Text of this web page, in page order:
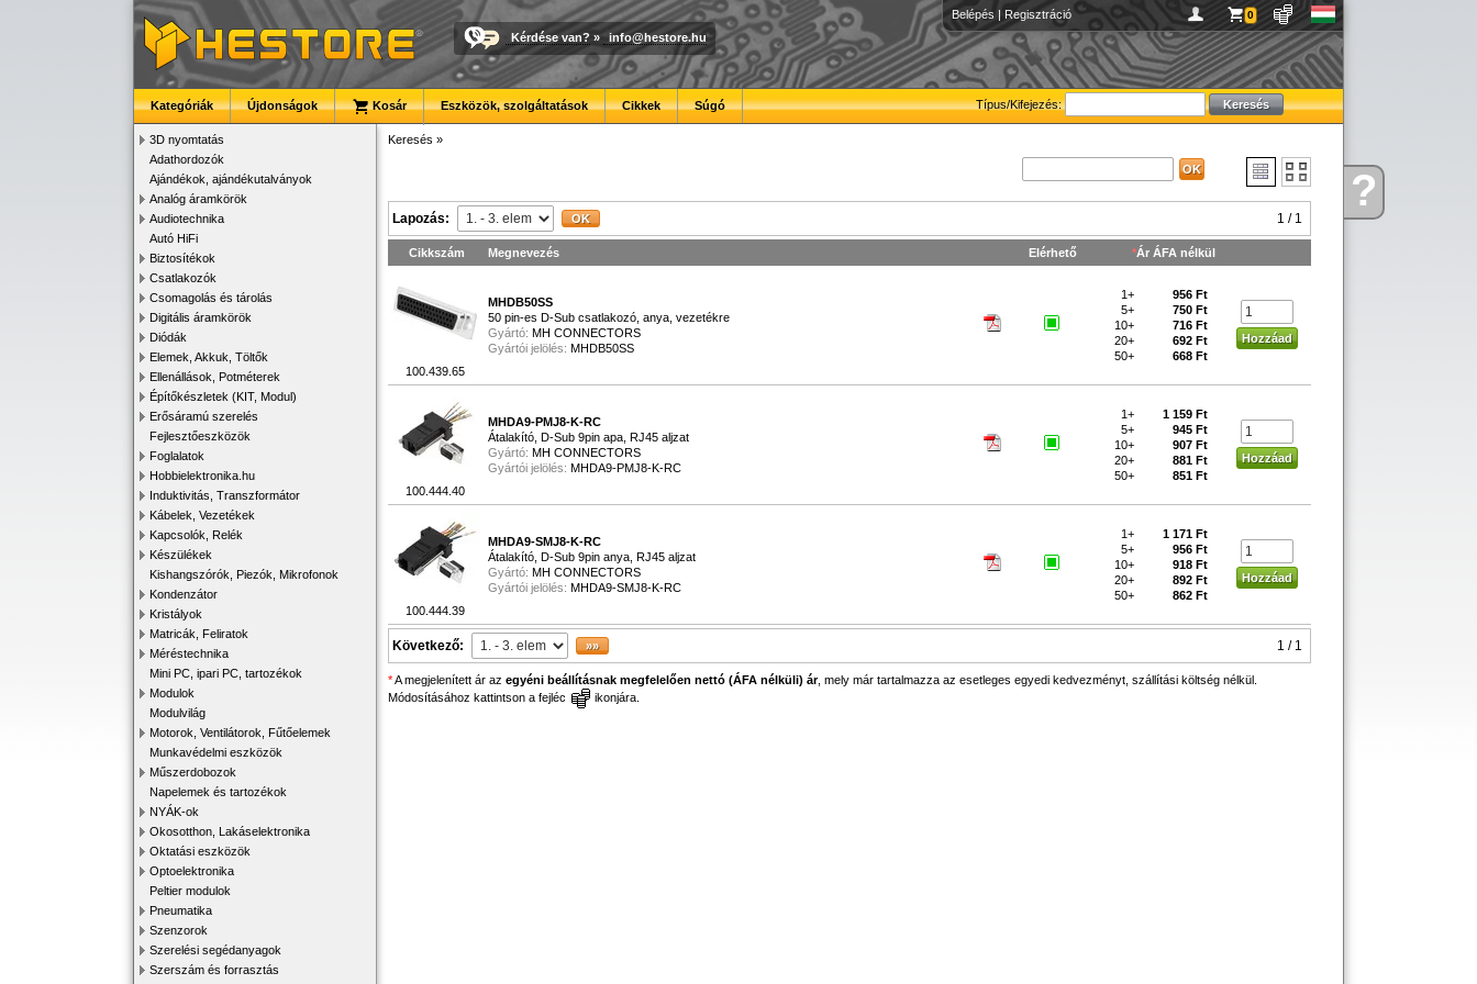
Kérdése
van
?
Belépés | Regisztráció 0
Kérdése van? » info@hestore.hu
Típus/Kifejezés:
Kategóriák Újdonságok Kosár Eszközök, szolgáltatások Cikkek Súgó
3D nyomtatás
Adathordozók
Ajándékok, ajándékutalványok
Analóg áramkörök
Audiotechnika
Autó HiFi
Biztosítékok
Csatlakozók
Csomagolás és tárolás
Digitális áramkörök
Diódák
Elemek, Akkuk, Töltők
Ellenállások, Potméterek
Építőkészletek (KIT, Modul)
Erősáramú szerelés
Fejlesztőeszközök
Foglalatok
Hobbielektronika.hu
Induktivitás, Transzformátor
Kábelek, Vezetékek
Kapcsolók, Relék
Készülékek
Kishangszórók, Piezók, Mikrofonok
Kondenzátor
Kristályok
Matricák, Feliratok
Méréstechnika
Mini PC, ipari PC, tartozékok
Modulok
Modulvilág
Motorok, Ventilátorok, Fűtőelemek
Munkavédelmi eszközök
Műszerdobozok
Napelemek és tartozékok
NYÁK-ok
Okosotthon, Lakáselektronika
Oktatási eszközök
Optoelektronika
Peltier modulok
Pneumatika
Szenzorok
Szerelési segédanyagok
Szerszám és forrasztás
Keresés »
Lapozás: 1 / 1
Cikkszám Megnevezés Elérhető *Ár ÁFA nélkül
100.439.65
MHDB50SS
50 pin-es D-Sub csatlakozó, anya, vezetékre
Gyártó: MH CONNECTORS
Gyártói jelölés: MHDB50SS
1+
956 Ft
5+
750 Ft
10+
716 Ft
20+
692 Ft
50+
668 Ft
100.444.40
MHDA9-PMJ8-K-RC
Átalakító, D-Sub 9pin apa, RJ45 aljzat
Gyártó: MH CONNECTORS
Gyártói jelölés: MHDA9-PMJ8-K-RC
1+
1 159 Ft
5+
945 Ft
10+
907 Ft
20+
881 Ft
50+
851 Ft
100.444.39
MHDA9-SMJ8-K-RC
Átalakító, D-Sub 9pin anya, RJ45 aljzat
Gyártó: MH CONNECTORS
Gyártói jelölés: MHDA9-SMJ8-K-RC
1+
1 171 Ft
5+
956 Ft
10+
918 Ft
20+
892 Ft
50+
862 Ft
Következő: 1 / 1
*A megjelenített ár az egyéni beállításnak megfelelően nettó (ÁFA nélküli) ár, mely már tartalmazza az esetleges egyedi kedvezményt, szállítási költség nélkül.
Módosításához kattintson a fejléc
ikonjára.